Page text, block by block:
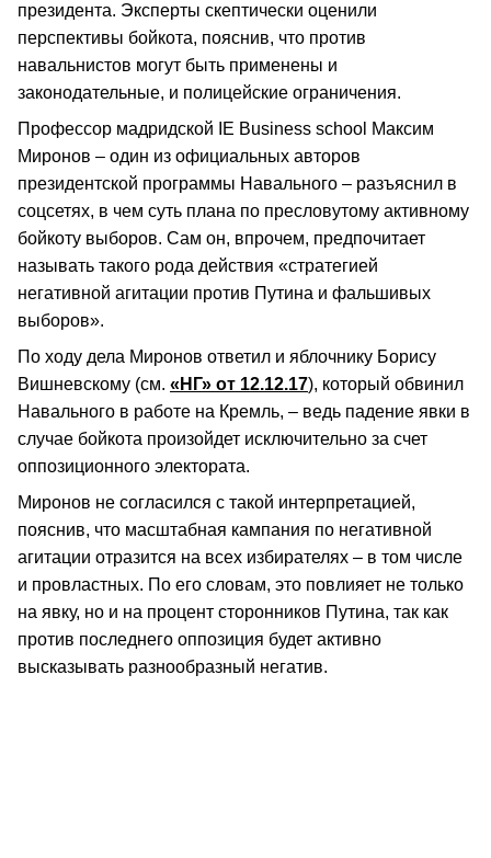
президента. Эксперты скептически оценили
перспективы бойкота, пояснив, что против
навальнистов могут быть применены и
законодательные, и полицейские ограничения.
Профессор мадридской IE Business school Максим
Миронов – один из официальных авторов
президентской программы Навального – разъяснил в
соцсетях, в чем суть плана по пресловутому активному
бойкоту выборов. Сам он, впрочем, предпочитает
называть такого рода действия «стратегией
негативной агитации против Путина и фальшивых
выборов».
По ходу дела Миронов ответил и яблочнику Борису
Вишневскому (см. «НГ» от 12.12.17), который обвинил
Навального в работе на Кремль, – ведь падение явки в
случае бойкота произойдет исключительно за счет
оппозиционного электората.
Миронов не согласился с такой интерпретацией,
пояснив, что масштабная кампания по негативной
агитации отразится на всех избирателях – в том числе
и провластных. По его словам, это повлияет не только
на явку, но и на процент сторонников Путина, так как
против последнего оппозиция будет активно
высказывать разнообразный негатив.